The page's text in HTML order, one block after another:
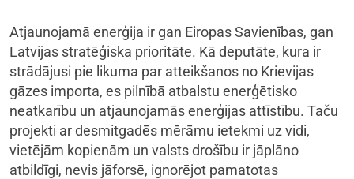
Atjaunojamā enerģija ir gan Eiropas Savienības, gan
Latvijas stratēģiska prioritāte. Kā deputāte, kura ir
strādājusi pie likuma par atteikšanos no Krievijas
gāzes importa, es pilnībā atbalstu enerģētisko
neatkarību un atjaunojamās enerģijas attīstību. Taču
projekti ar desmitgadēs mērāmu ietekmi uz vidi,
vietējām kopienām un valsts drošību ir jāplāno
atbildīgi, nevis jāforsē, ignorējot pamatotas